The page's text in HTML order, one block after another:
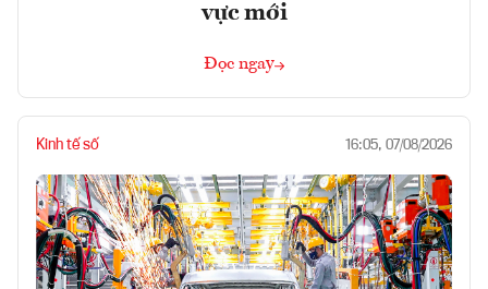
vực mới
Đọc ngay
Kinh tế số 16:05, 07/08/2026